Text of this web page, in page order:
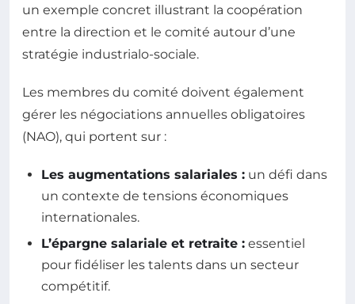
un exemple concret illustrant la coopération
entre la direction et le comité autour d’une
stratégie industrialo-sociale.
Les membres du comité doivent également
gérer les négociations annuelles obligatoires
(NAO), qui portent sur :
Les augmentations salariales : un défi dans
un contexte de tensions économiques
internationales.
L’épargne salariale et retraite : essentiel
pour fidéliser les talents dans un secteur
compétitif.